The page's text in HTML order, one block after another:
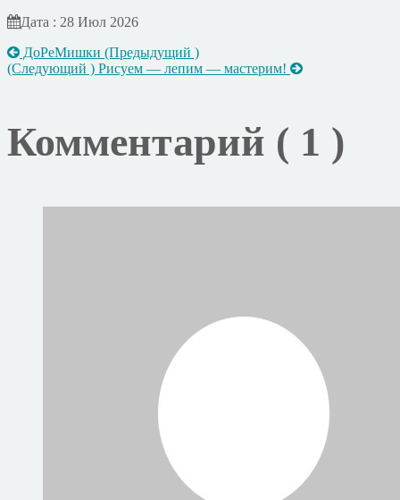
Дата : 28 Июл 2026
ДоРеМишки (Предыдущий )
(Следующий ) Рисуем — лепим — мастерим!
Комментарий ( 1 )